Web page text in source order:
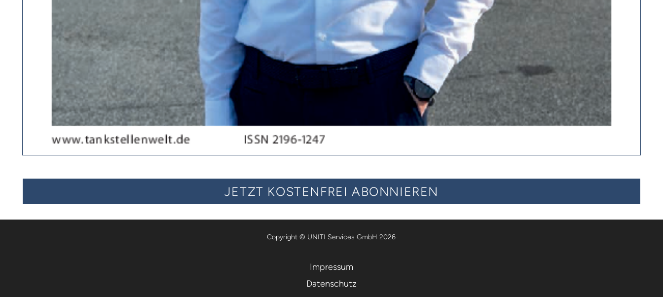
JETZT KOSTENFREI ABONNIEREN
Copyright © UNITI Services GmbH 2026
Impressum
Datenschutz